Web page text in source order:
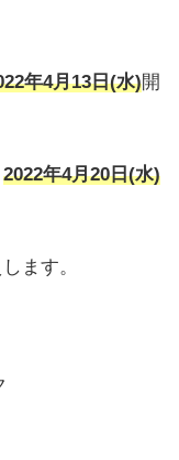
年4月13日(水)開
2022年4月20日(水)
ます。